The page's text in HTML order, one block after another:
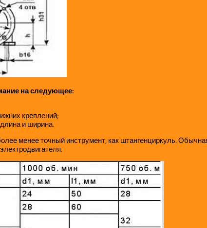
на следующее:
креплений;
и ширина.
менее точный инструмент, как штангенциркуль.